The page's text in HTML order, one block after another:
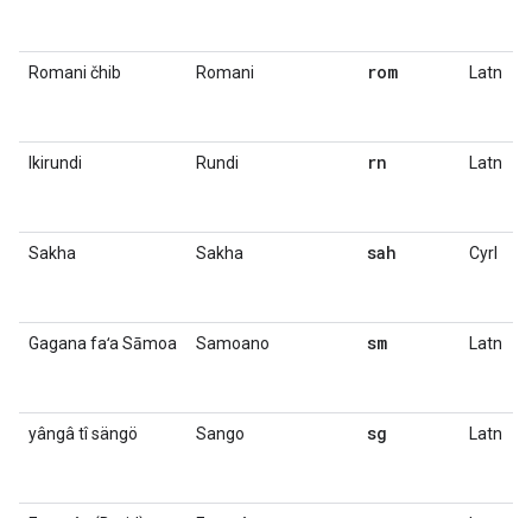
Romani čhib Romani rom Latn
Ikirundi Rundi rn Latn
Sakha Sakha sah Cyrl
Gagana faʻa Sāmoa Samoano sm Latn
yângâ tî sängö Sango sg Latn